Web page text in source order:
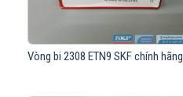
Vòng bi 2308 ETN9 SKF chính hãng